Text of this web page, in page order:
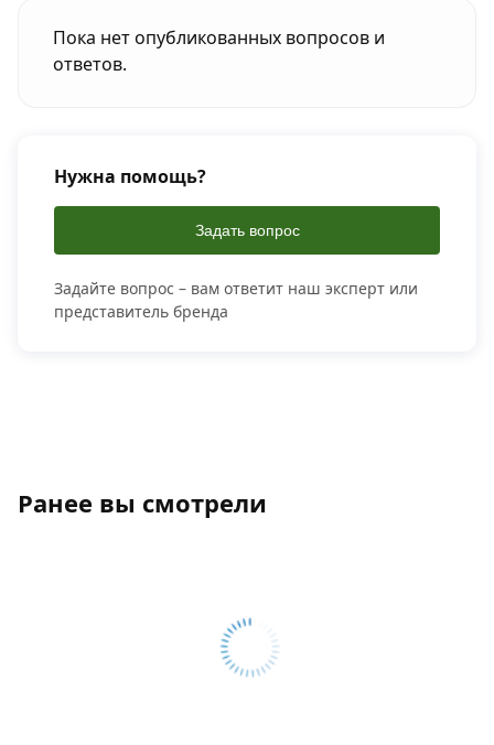
Пока нет опубликованных вопросов и
ответов.
Нужна помощь?
Задать вопрос
Задайте вопрос – вам ответит наш эксперт или
представитель бренда
Ранее вы смотрели